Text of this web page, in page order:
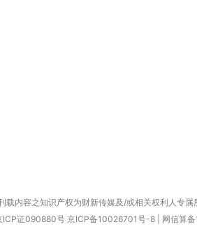
载内容之知识产权为财新传媒及/或相关权利人专
ICP证090880号 京ICP备10026701号-8 网信算